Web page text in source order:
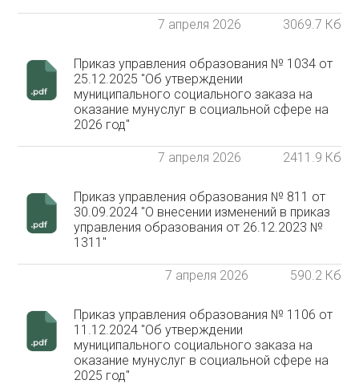
7 апреля 2026 3069.7 Кб
Приказ управления образования № 1034 от
25.12.2025 "Об утверждении
муниципального социального заказа на
оказание мунуслуг в социальной сфере на
2026 год"
7 апреля 2026 2411.9 Кб
Приказ управления образования № 811 от
30.09.2024 "О внесении изменений в приказ
управления образования от 26.12.2023 №
1311"
7 апреля 2026 590.2 Кб
Приказ управления образования № 1106 от
11.12.2024 "Об утверждении
муниципального социального заказа на
оказание мунуслуг в социальной сфере на
2025 год"